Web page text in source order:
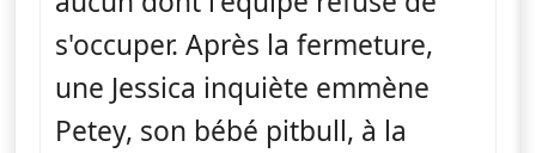
s'occuper. Après la fermeture,
une Jessica inquiète emmène
Petey, son bébé pitbull, à la